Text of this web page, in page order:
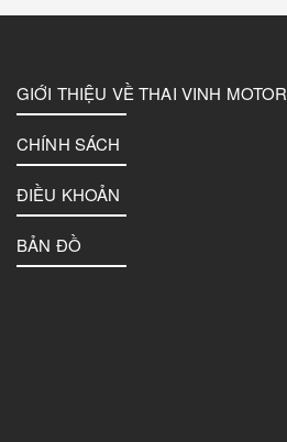
GIỚI THIỆU VỀ THAI VINH MOTOR
CHÍNH SÁCH
ĐIỀU KHOẢN
BẢN ĐỒ